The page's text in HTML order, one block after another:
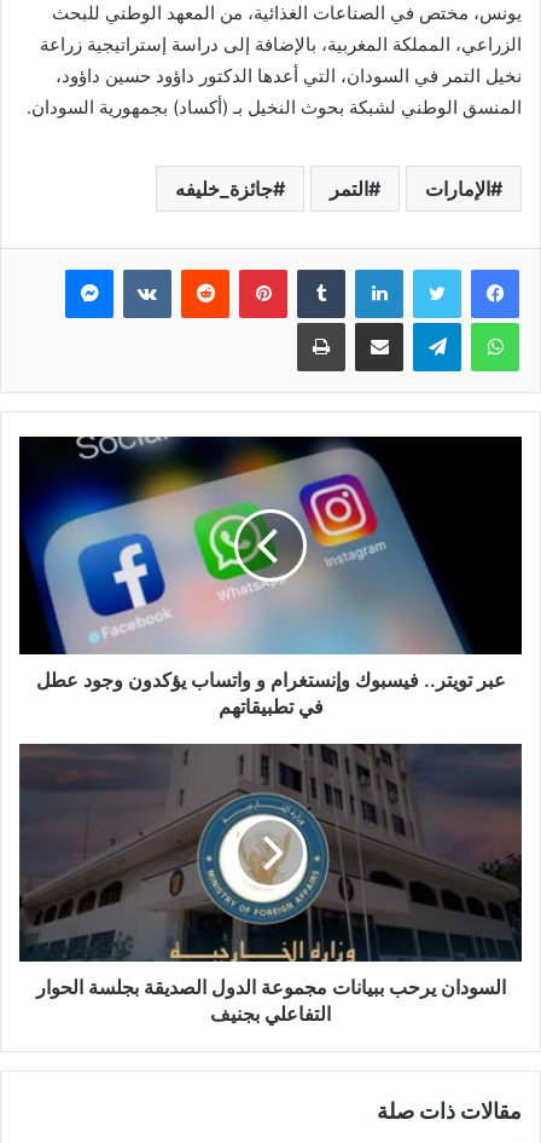
يونس، مختص في الصناعات الغذائية، من المعهد الوطني للبحث
الزراعي، المملكة المغربية، بالإضافة إلى دراسة إستراتيجية زراعة
نخيل التمر في السودان، التي أعدها الدكتور داؤود حسين داؤود،
المنسق الوطني لشبكة بحوث النخيل بـ (أكساد) بجمهورية السودان.
الإمارات التمر جائزة_خليفه
فيسبوك تويتر لينكدإن بينتيريست ماسنجر
واتساب تيلقرام مشاركة عبر البريد طباعة
عبر تويتر.. فيسبوك وإنستغرام و واتساب يؤكدون وجود عطل
في تطبيقاتهم
السودان يرحب ببيانات مجموعة الدول الصديقة بجلسة الحوار
التفاعلي بجنيف
مقالات ذات صلة